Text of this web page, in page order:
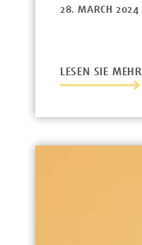
28. MARCH 2024
LESEN SIE MEHR